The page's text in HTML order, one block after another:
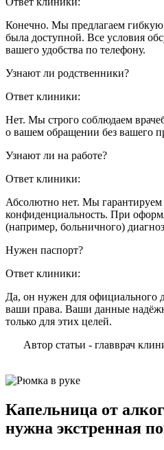
Конечно. Мы предлагаем
была доступной. Все условия
вашего удобства по телефону.
Узнают ли родственники?
Ответ клиники:
Нет. Мы строго соблюдаем
о вашем обращении без вашего
Узнают ли на работе?
Ответ клиники:
Абсолютно нет. Мы
конфиденциальность. При
(например, больничного)
Нужен паспорт?
Ответ клиники:
Да, он нужен для официального
ваши права. Ваши данные
только для этих целей.
Автор статьи - главврач
Капельница от
нужна экстренная